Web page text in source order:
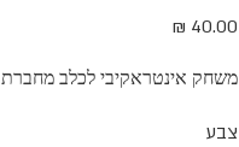
משחק אינטראקיבי לכלב מחברת PULLER, נמכר בודד
צבע